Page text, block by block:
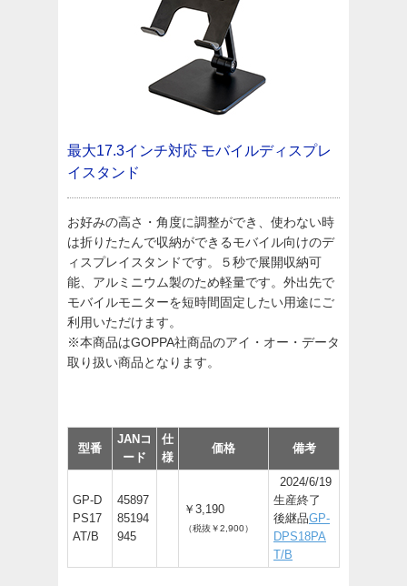
最大17.3インチ対応 モバイルディスプレ
イスタンド
お好みの高さ・角度に調整ができ、使わない時
は折りたたんで収納ができるモバイル向けのデ
ィスプレイスタンドです。５秒で展開収納可
能、アルミニウム製のため軽量です。外出先で
モバイルモニターを短時間固定したい用途にご
利用いただけます。
※本商品はGOPPA社商品のアイ・オー・データ
取り扱い商品となります。
型番
JANコ
ード
仕
様
価格 備考
GP-D
PS17
AT/B
45897
85194
945
￥3,190
（税抜￥2,900）
2024/6/19
生産終了
後継品GP-
DPS18PA
T/B